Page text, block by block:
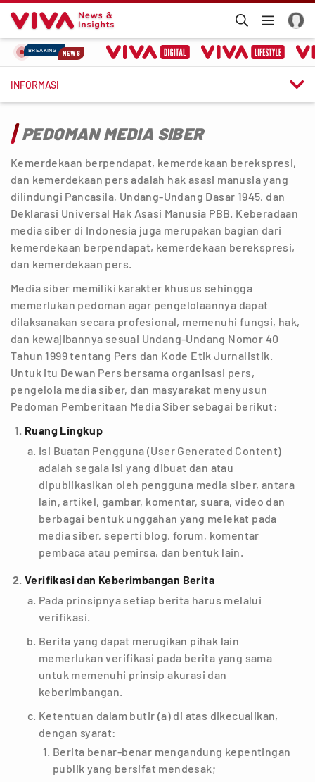
BREAKING NEWS
INFORMASI 
PEDOMAN MEDIA SIBER
Kemerdekaan berpendapat, kemerdekaan berekspresi,
dan kemerdekaan pers adalah hak asasi manusia yang
dilindungi Pancasila, Undang-Undang Dasar 1945, dan
Deklarasi Universal Hak Asasi Manusia PBB. Keberadaan
media siber di Indonesia juga merupakan bagian dari
kemerdekaan berpendapat, kemerdekaan berekspresi,
dan kemerdekaan pers.
Media siber memiliki karakter khusus sehingga
memerlukan pedoman agar pengelolaannya dapat
dilaksanakan secara profesional, memenuhi fungsi, hak,
dan kewajibannya sesuai Undang-Undang Nomor 40
Tahun 1999 tentang Pers dan Kode Etik Jurnalistik.
Untuk itu Dewan Pers bersama organisasi pers,
pengelola media siber, dan masyarakat menyusun
Pedoman Pemberitaan Media Siber sebagai berikut:
Ruang Lingkup
Isi Buatan Pengguna (User Generated Content)
adalah segala isi yang dibuat dan atau
dipublikasikan oleh pengguna media siber, antara
lain, artikel, gambar, komentar, suara, video dan
berbagai bentuk unggahan yang melekat pada
media siber, seperti blog, forum, komentar
pembaca atau pemirsa, dan bentuk lain.
Verifikasi dan Keberimbangan Berita
Pada prinsipnya setiap berita harus melalui
verifikasi.
Berita yang dapat merugikan pihak lain
memerlukan verifikasi pada berita yang sama
untuk memenuhi prinsip akurasi dan
keberimbangan.
Ketentuan dalam butir (a) di atas dikecualikan,
dengan syarat:
Berita benar-benar mengandung kepentingan
publik yang bersifat mendesak;